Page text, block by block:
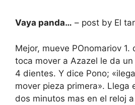
Vaya panda… – post by El
Mejor, mueve POnomariov 1.
toca mover a Azazel le da
4 dientes. Y dice Pono;
mover pieza primera». Llega
dos minutos mas en el reloj